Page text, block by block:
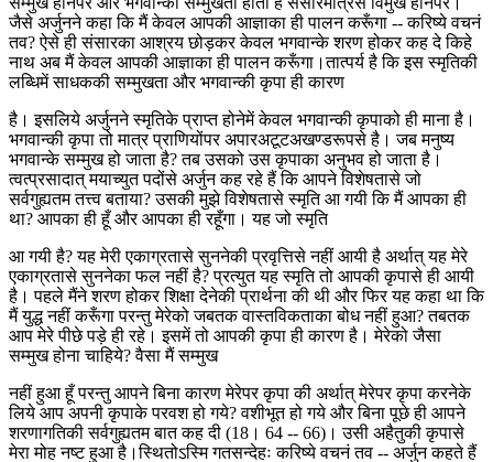
जैसे अर्जुनने कहा कि मैं केवल आपकी आज्ञाका ही पालन करूँगा -- करिष्ये वचनं
तव? ऐसे ही संसारका आश्रय छोड़कर केवल भगवान्के शरण होकर कह दे किहे
नाथ अब मैं केवल आपकी आज्ञाका ही पालन करूँगा।तात्पर्य है कि इस स्मृतिकी
लब्धिमें साधककी सम्मुखता और भगवान्की कृपा ही कारण
है। इसलिये अर्जुनने स्मृतिके प्राप्त होनेमें केवल भगवान्की कृपाको ही माना है।
भगवान्की कृपा तो मात्र प्राणियोंपर अपारअटूटअखण्डरूपसे है। जब मनुष्य
भगवान्के सम्मुख हो जाता है? तब उसको उस कृपाका अनुभव हो जाता है।
त्वत्प्रसादात् मयाच्युत पदोंसे अर्जुन कह रहे हैं कि आपने विशेषतासे जो
सर्वगुह्यतम तत्त्व बताया? उसकी मुझे विशेषतासे स्मृति आ गयी कि मैं आपका ही
था? आपका ही हूँ और आपका ही रहूँगा। यह जो स्मृति
आ गयी है? यह मेरी एकाग्रतासे सुननेकी प्रवृत्तिसे नहीं आयी है अर्थात् यह मेरे
एकाग्रतासे सुननेका फल नहीं है? प्रत्युत यह स्मृति तो आपकी कृपासे ही आयी
है। पहले मैंने शरण होकर शिक्षा देनेकी प्रार्थना की थी और फिर यह कहा था कि
मैं युद्ध नहीं करूँगा परन्तु मेरेको जबतक वास्तविकताका बोध नहीं हुआ? तबतक
आप मेरे पीछे पड़े ही रहे। इसमें तो आपकी कृपा ही कारण है। मेरेको जैसा
सम्मुख होना चाहिये? वैसा मैं सम्मुख
नहीं हुआ हूँ परन्तु आपने बिना कारण मेरेपर कृपा की अर्थात् मेरेपर कृपा करनेके
लिये आप अपनी कृपाके परवश हो गये? वशीभूत हो गये और बिना पूछे ही आपने
शरणागतिकी सर्वगुह्यतम बात कह दी (18। 64 -- 66)। उसी अहैतुकी कृपासे
मेरा मोह नष्ट हुआ है।स्थितोऽस्मि गतसन्देहः करिष्ये वचनं तव -- अर्जुन कहते हैं